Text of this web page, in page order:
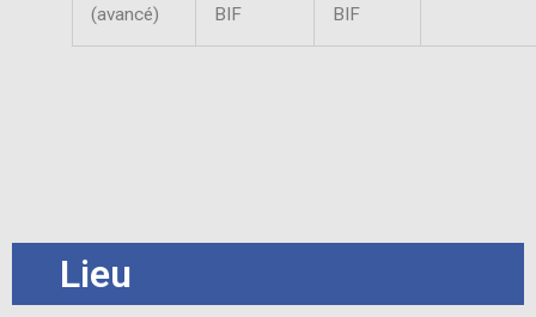
(avancé)
BIF
BIF
Lieu